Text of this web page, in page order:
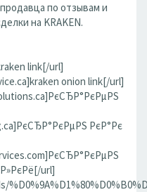
по отзывам и
на KRAKEN.
link[/url]
onion link[/url]
РєР°Рє
url]